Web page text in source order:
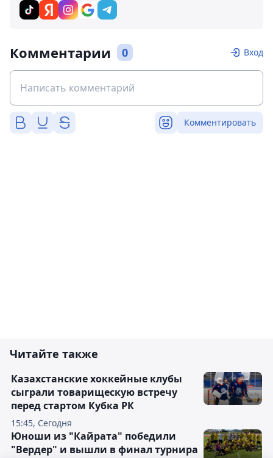
Комментарии 0 Вход
Комментировать
Читайте также
15:45, Сегодня
Казахстанские хоккейные клубы
сыграли товарищескую встречу
перед стартом Кубка РК
Юноши из "Кайрата" победили
"Вердер" и вышли в финал турнира